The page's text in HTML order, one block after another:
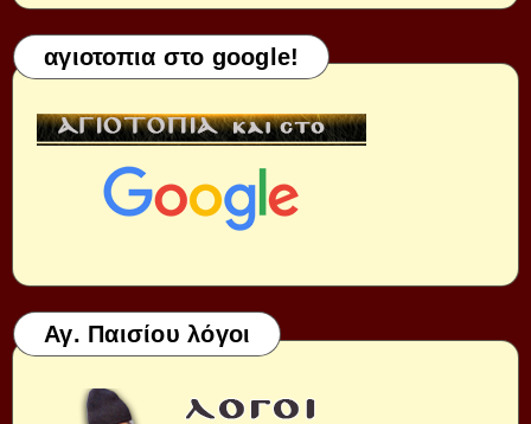
αγιοτοπια στο google!
Αγ. Παισίου λόγοι